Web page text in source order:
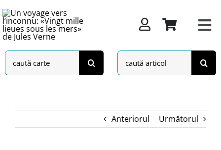
to
content
Search
for:
Search
for:
Anteriorul Următorul